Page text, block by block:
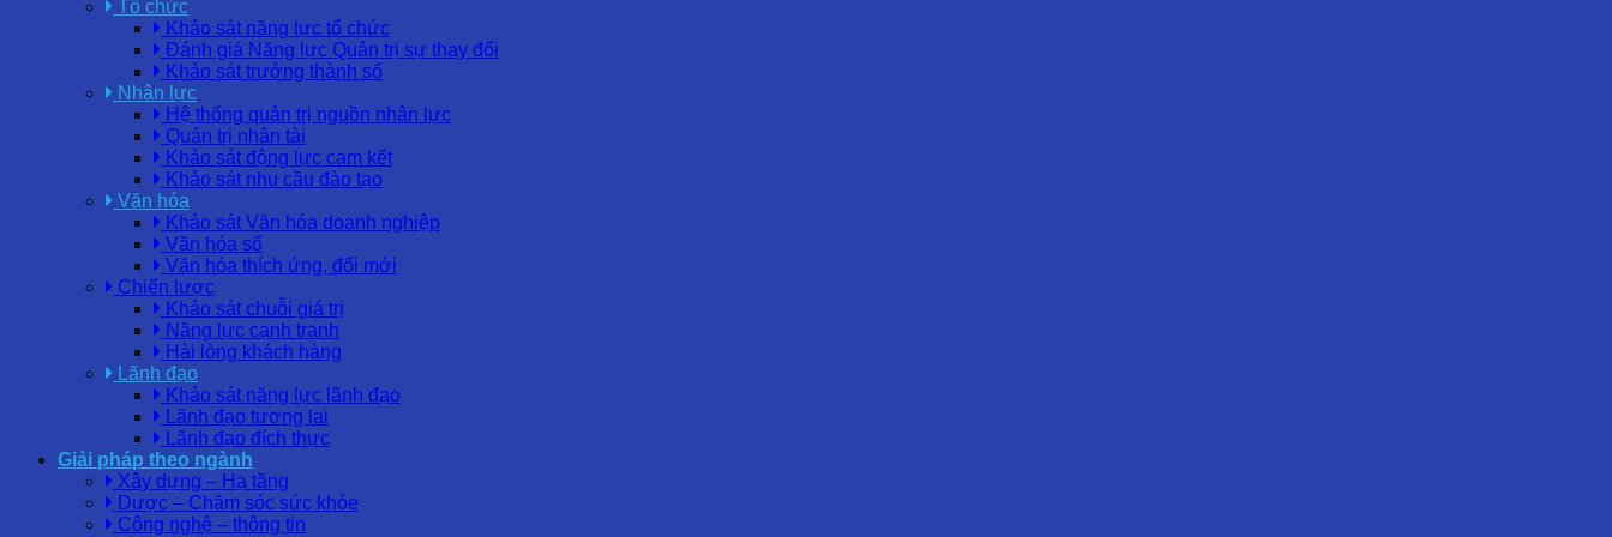
Tổ chức
Khảo sát năng lực tổ chức
Đánh giá Năng lực Quản trị sự thay đổi
Khảo sát trưởng thành số
Nhân lực
Hệ thống quản trị nguồn nhân lực
Quản trị nhân tài
Khảo sát động lực cam kết
Khảo sát nhu cầu đào tạo
Văn hóa
Khảo sát Văn hóa doanh nghiệp
Văn hóa số
Văn hóa thích ứng, đổi mới
Chiến lược
Khảo sát chuỗi giá trị
Năng lực cạnh tranh
Hài lòng khách hàng
Lãnh đạo
Khảo sát năng lực lãnh đạo
Lãnh đạo tương lai
Lãnh đạo đích thực
Giải pháp theo ngành
Xây dựng – Hạ tầng
Dược – Chăm sóc sức khỏe
Công nghệ – thông tin